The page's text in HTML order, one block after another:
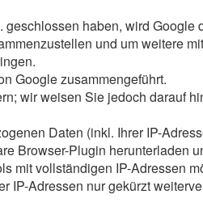
geschlossen haben, wird Google
und um weitere
Google zusammengeführt.
wir weisen Sie jedoch darauf
Daten (inkl. Ihrer IP-
Browser-Plugin herunterladen
mit vollständigen IP-Adressen
IP-Adressen nur gekürzt